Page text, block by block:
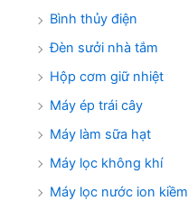
Bình thủy điện
Đèn sưởi nhà tắm
Hộp cơm giữ nhiệt
Máy ép trái cây
Máy làm sữa hạt
Máy lọc không khí
Máy lọc nước ion kiềm